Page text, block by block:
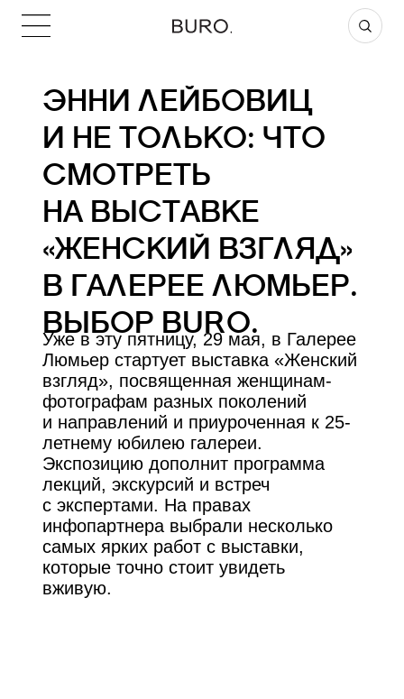
ЭННИ ЛЕЙБОВИЦ
И НЕ ТОЛЬКО: ЧТО
СМОТРЕТЬ
НА ВЫСТАВКЕ
«ЖЕНСКИЙ ВЗГЛЯД»
В ГАЛЕРЕЕ ЛЮМЬЕР.
ВЫБОР BURO.
Уже в эту пятницу, 29 мая, в Галерее
Люмьер стартует выставка «Женский
взгляд», посвященная женщинам-
фотографам разных поколений
и направлений и приуроченная к 25-
летнему юбилею галереи.
Экспозицию дополнит программа
лекций, экскурсий и встреч
с экспертами. На правах
инфопартнера выбрали несколько
самых ярких работ c выставки,
которые точно стоит увидеть
вживую.